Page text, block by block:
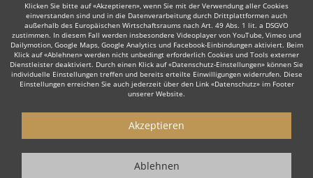
Klicken Sie bitte auf «Akzeptieren», wenn Sie mit der Verwendung aller Cookies
einverstanden sind und in die Datenverarbeitung durch Drittplattformen auch
außerhalb des Europäischen Wirtschaftsraums nach Art. 49 Abs. 1 lit. a DSGVO
zustimmen. In diesem Fall werden insbesondere Videoplayer von YouTube, Vimeo und
Dailymotion, Google Maps, Google Analytics und Facebook-Einbindungen aktiviert. Beim
Klick auf «Ablehnen» werden nicht unbedingt erforderlich Cookies und Tools externer
Dienstleister deaktiviert. Durch einen Klick auf «Datenschutz-Einstellungen» können Sie
individuelle Einstellungen treffen und bereits erteilte Einwilligungen widerrufen. Diese
Einstellungen erreichen Sie auch jederzeit über den Link «Datenschutz» im Footer
unserer Website.
Akzeptieren
Ablehnen